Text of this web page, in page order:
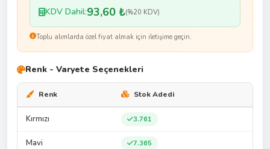
KDV Dahil:93,60 ₺(%20 KDV)
Toplu alımlarda özel fiyat almak için iletişime geçin.
Renk - Varyete Seçenekleri
Renk Stok Adedi
Kırmızı 3.761
Mavi 7.365